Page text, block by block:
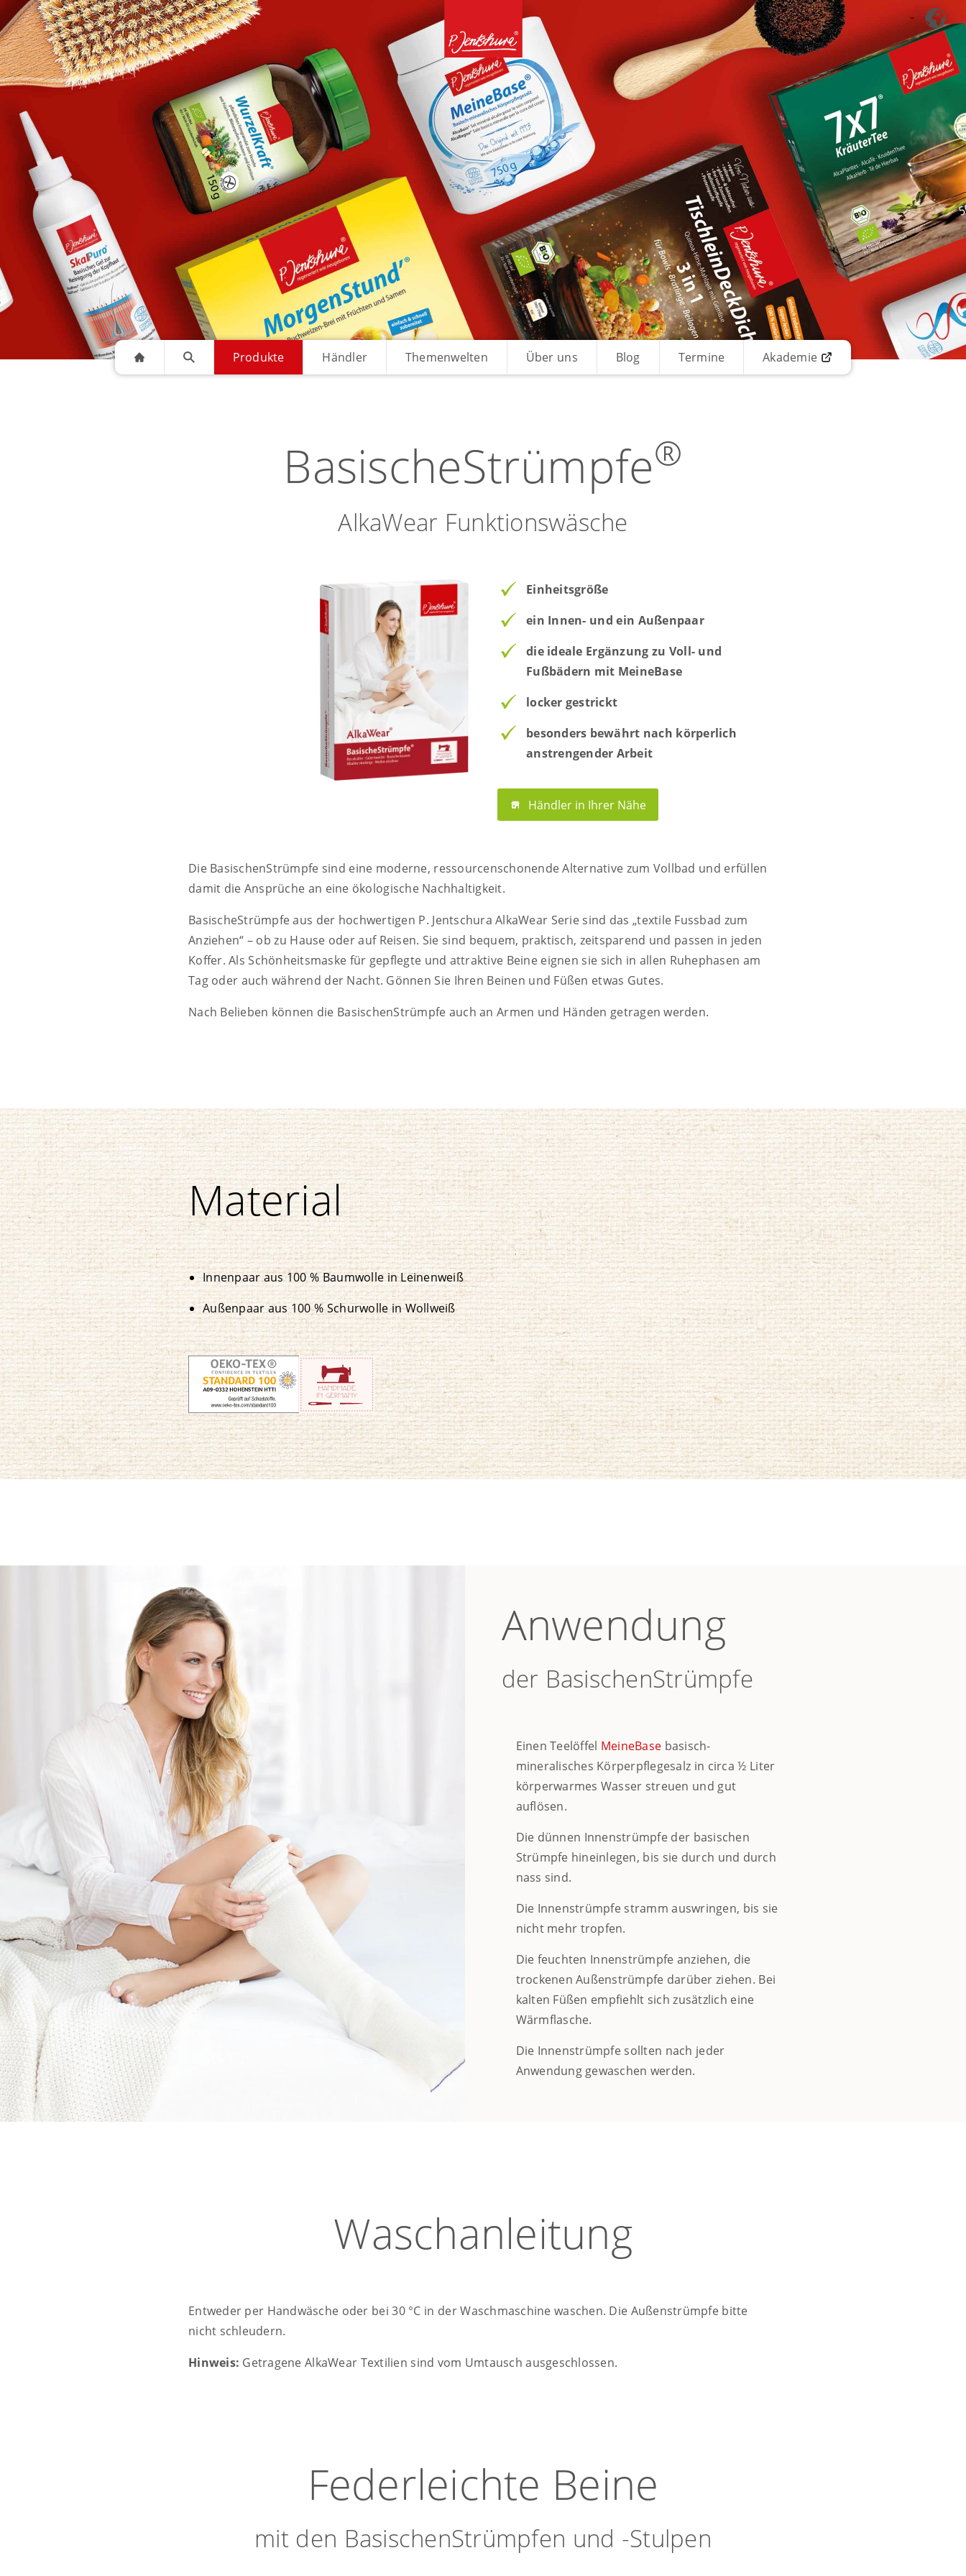
Produkte Händler Themenwelten Über uns Blog Termine Akademie
BasischeStrümpfe®
AlkaWear Funktionswäsche
Einheitsgröße
ein Innen- und ein Außenpaar
die ideale Ergänzung zu Voll- und
Fußbädern mit MeineBase
locker gestrickt
besonders bewährt nach körperlich
anstrengender Arbeit
Händler in Ihrer Nähe
Die BasischenStrümpfe sind eine moderne, ressourcenschonende Alternative zum Vollbad und erfüllen
damit die Ansprüche an eine ökologische Nachhaltigkeit.
BasischeStrümpfe aus der hochwertigen P. Jentschura AlkaWear Serie sind das „textile Fussbad zum
Anziehen“ – ob zu Hause oder auf Reisen. Sie sind bequem, praktisch, zeitsparend und passen in jeden
Koffer. Als Schönheitsmaske für gepflegte und attraktive Beine eignen sie sich in allen Ruhephasen am
Tag oder auch während der Nacht. Gönnen Sie Ihren Beinen und Füßen etwas Gutes.
Nach Belieben können die BasischenStrümpfe auch an Armen und Händen getragen werden.
Material
Innenpaar aus 100 % Baumwolle in Leinenweiß
Außenpaar aus 100 % Schurwolle in Wollweiß
Anwendung
der BasischenStrümpfe
Einen Teelöffel MeineBase basisch-
mineralisches Körperpflegesalz in circa ½ Liter
körperwarmes Wasser streuen und gut
auflösen.
Die dünnen Innenstrümpfe der basischen
Strümpfe hineinlegen, bis sie durch und durch
nass sind.
Die Innenstrümpfe stramm auswringen, bis sie
nicht mehr tropfen.
Die feuchten Innenstrümpfe anziehen, die
trockenen Außenstrümpfe darüber ziehen. Bei
kalten Füßen empfiehlt sich zusätzlich eine
Wärmflasche.
Die Innenstrümpfe sollten nach jeder
Anwendung gewaschen werden.
Waschanleitung
Entweder per Handwäsche oder bei 30 °C in der Waschmaschine waschen. Die Außenstrümpfe bitte
nicht schleudern.
Hinweis: Getragene AlkaWear Textilien sind vom Umtausch ausgeschlossen.
Federleichte Beine
mit den BasischenStrümpfen und -Stulpen